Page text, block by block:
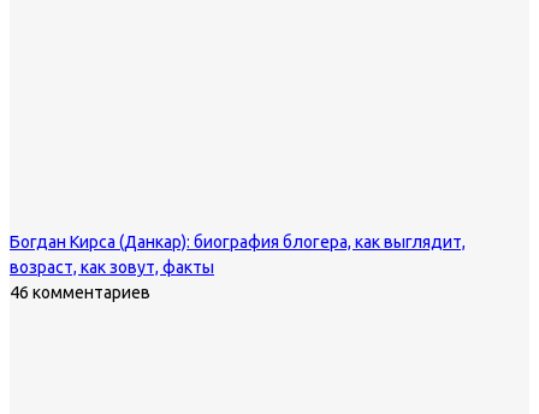
Богдан Кирса (Данкар): биография блогера, как выглядит,
возраст, как зовут, факты
46 комментариев